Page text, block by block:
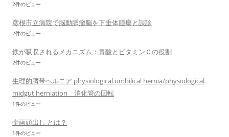
2件のビュー
彦根市立病院で脳動脈瘤脳を下垂体腫瘍と誤診
2件のビュー
鉄が吸収されるメカニズム：胃酸とビタミンＣの役割
2件のビュー
生理的臍帯ヘルニア physiological umbilical hernia/physiological
midgut herniation 消化管の回転
1件のビュー
企画頭出し とは？
1件のビュー